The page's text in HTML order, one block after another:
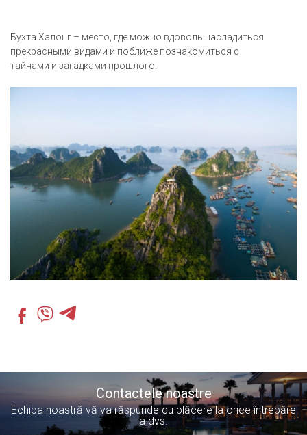
Бухта Халонг – место, где можно вдоволь насладиться
прекрасными видами и поближе познакомиться с
тайнами и загадками прошлого.
Contactele noastre
Echipa noastră vă va răspunde cu plăcere la orice întrebăre
a dvs.